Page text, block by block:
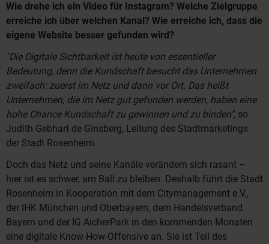
Wie drehe ich ein Video für Instagram? Welche Zielgruppe
erreiche ich über welchen Kanal? Wie erreiche ich, dass die
eigene Website besser gefunden wird?
"Die Digitale Sichtbarkeit ist heute von essentieller
Bedeutung, denn die Kundschaft besucht das Unternehmen
zweifach: zuerst im Netz und dann vor Ort. Das heißt
Unternehmen, die im Netz gut gefunden werden, haben eine
hohe Chance Kundschaft zu gewinnen und zu binden", so
Judith Gebhart de Ginsberg, Leitung des Stadtmarketings
der Stadt Rosenheim.
Doch das Netz und seine Kanäle verändern sich rasant –
hier ist es schwer, am Ball zu bleiben. Deshalb führt die Stadt
Rosenheim in Kooperation mit dem Citymanagement e.V.,
der IHK München und Oberbayern, dem Handelsverband
Bayern und der IG AicherPark in den kommenden Monaten
eine digitale Know-How-Offensive an. Sie ist Teil des